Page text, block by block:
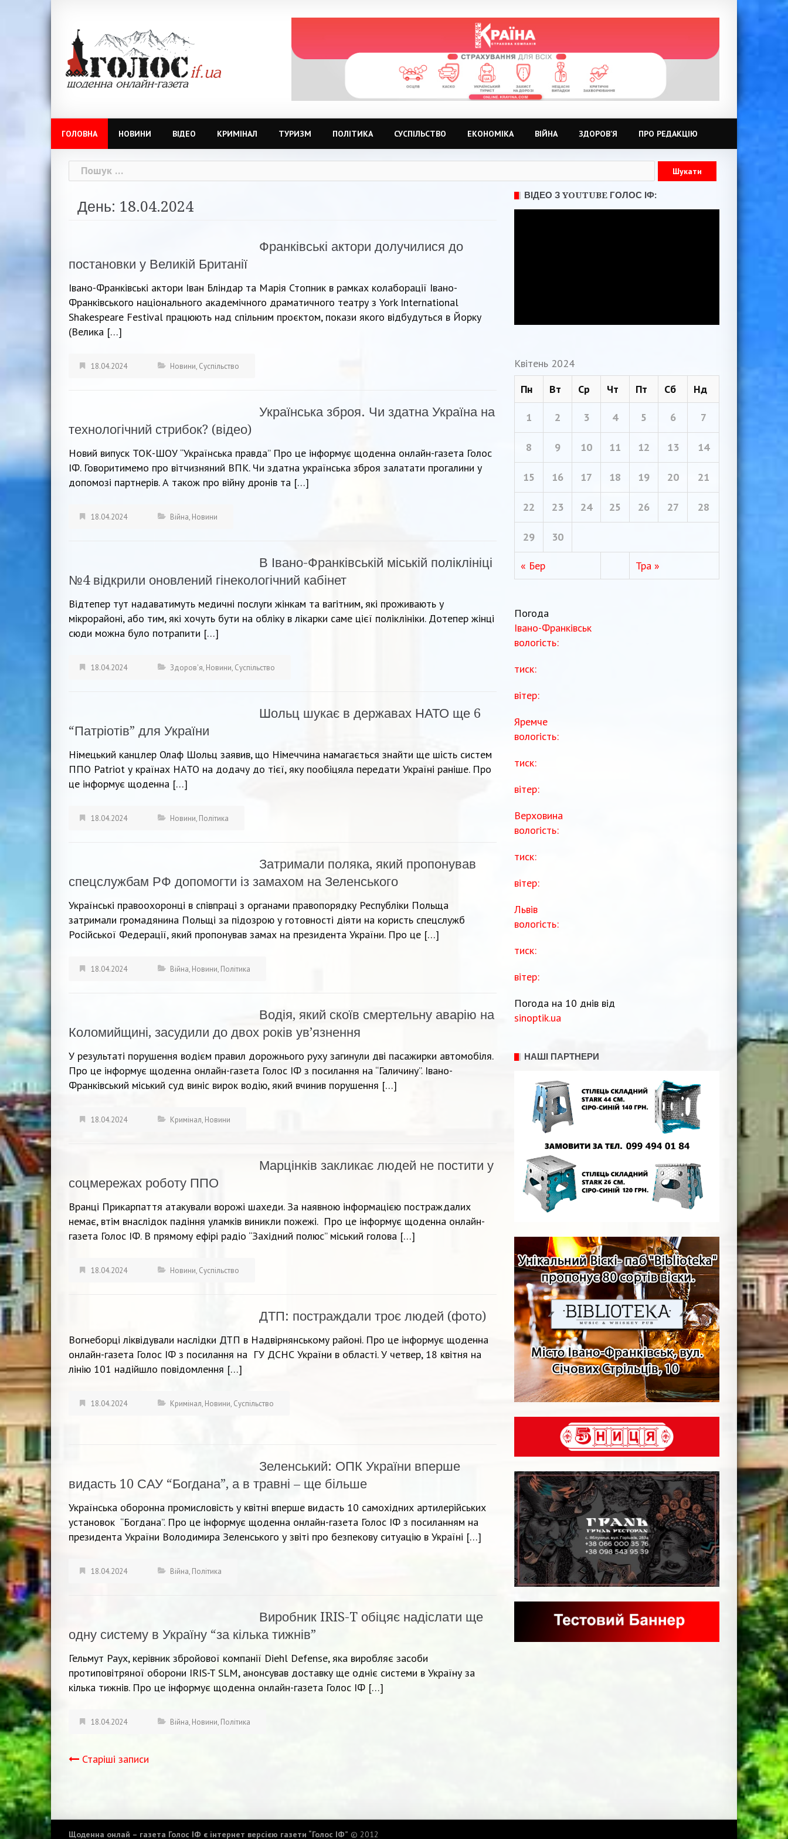
ГОЛОВНА НОВИНИ ВІДЕО КРИМІНАЛ ТУРИЗМ ПОЛІТИКА СУСПІЛЬСТВО ЕКОНОМІКА ВІЙНА ЗДОРОВ’Я ПРО РЕДАКЦІЮ
Пошук:
День: 18.04.2024
Франківські актори долучилися до
постановки у Великій Британії
Івано-Франківські актори Іван Бліндар та Марія Стопник в рамках колаборації Івано-
Франківського національного академічного драматичного театру з York International
Shakespeare Festival працюють над спільним проєктом, покази якого відбудуться в Йорку
(Велика […]
18.04.2024 Новини, Суспільство
Українська зброя. Чи здатна Україна на
технологічний стрибок? (відео)
Новий випуск ТОК-ШОУ “Українська правда” Про це інформує щоденна онлайн-газета Голос
ІФ. Говоритимемо про вітчизняний ВПК. Чи здатна українська зброя залатати прогалини у
допомозі партнерів. А також про війну дронів та […]
18.04.2024 Війна, Новини
В Івано-Франківській міській поліклініці
№4 відкрили оновлений гінекологічний кабінет
Відтепер тут надаватимуть медичні послуги жінкам та вагітним, які проживають у
мікрорайоні, або тим, які хочуть бути на обліку в лікарки саме цієї поліклініки. Дотепер жінці
сюди можна було потрапити […]
18.04.2024 Здоров'я, Новини, Суспільство
Шольц шукає в державах НАТО ще 6
“Патріотів” для України
Німецький канцлер Олаф Шольц заявив, що Німеччина намагається знайти ще шість систем
ППО Patriot у країнах НАТО на додачу до тієї, яку пообіцяла передати Україні раніше. Про
це інформує щоденна […]
18.04.2024 Новини, Політика
Затримали поляка, який пропонував
спецслужбам РФ допомогти із замахом на Зеленського
Українські правоохоронці в співпраці з органами правопорядку Республіки Польща
затримали громадянина Польщі за підозрою у готовності діяти на користь спецслужб
Російської Федерації, який пропонував замах на президента України. Про це […]
18.04.2024 Війна, Новини, Політика
Водія, який скоїв смертельну аварію на
Коломийщині, засудили до двох років ув’язнення
У результаті порушення водієм правил дорожнього руху загинули дві пасажирки автомобіля.
Про це інформує щоденна онлайн-газета Голос ІФ з посилання на “Галичину”. Івано-
Франківський міський суд виніс вирок водію, який вчинив порушення […]
18.04.2024 Кримінал, Новини
Марцінків закликає людей не постити у
соцмережах роботу ППО
Вранці Прикарпаття атакували ворожі шахеди. За наявною інформацією постраждалих
немає, втім внаслідок падіння уламків виникли пожежі. Про це інформує щоденна онлайн-
газета Голос ІФ. В прямому ефірі радіо “Західний полюс” міський голова […]
18.04.2024 Новини, Суспільство
ДТП: постраждали троє людей (фото)
Вогнеборці ліквідували наслідки ДТП в Надвірнянському районі. Про це інформує щоденна
онлайн-газета Голос ІФ з посилання на ГУ ДСНС України в області. У четвер, 18 квітня на
лінію 101 надійшло повідомлення […]
18.04.2024 Кримінал, Новини, Суспільство
Зеленський: ОПК України вперше
видасть 10 САУ “Богдана”, а в травні – ще більше
Українська оборонна промисловість у квітні вперше видасть 10 самохідних артилерійських
установок “Богдана”. Про це інформує щоденна онлайн-газета Голос ІФ з посиланням на
президента України Володимира Зеленського у звіті про безпекову ситуацію в Україні […]
18.04.2024 Війна, Політика
Виробник IRIS-T обіцяє надіслати ще
одну систему в Україну “за кілька тижнів”
Гельмут Раух, керівник збройової компанії Diehl Defense, яка виробляє засоби
протиповітряної оборони IRIS-T SLM, анонсував доставку ще одніє системи в Україну за
кілька тижнів. Про це інформує щоденна онлайн-газета Голос ІФ […]
18.04.2024 Війна, Новини, Політика
Навігація
Старіші записи
ВІДЕО З YOUTUBE ГОЛОС ІФ:
Квітень 2024
Пн
Вт Ср Чт Пт Сб Нд
« Бер Тра »
1 2 3 4 5 6 7
8 9 10 11 12 13 14
15 16 17 18 19 20 21
22 23 24 25 26 27 28
29 30
Погода
Івано-Франківськ
вологість:
тиск:
вітер:
Яремче
вологість:
тиск:
вітер:
Верховина
вологість:
тиск:
вітер:
Львів
вологість:
тиск:
вітер:
Погода на 10 днів від
sinoptik.ua
НАШІ ПАРТНЕРИ
Щоденна онлай – газета Голос ІФ є інтернет версією газети “Голос ІФ” © 2012